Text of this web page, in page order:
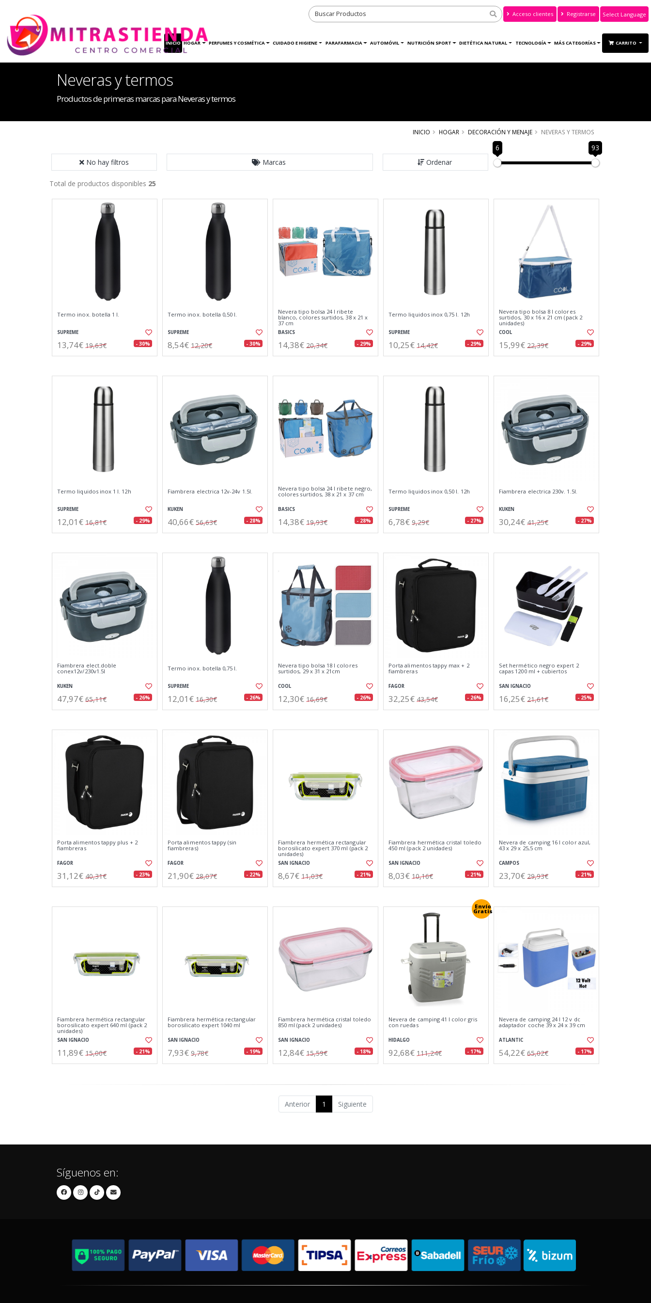
Acceso clientes Registrarse
Translate
INICIO HOGAR PERFUMES Y COSMÉTICA CUIDADO E HIGIENE PARAFARMACIA AUTOMÓVIL NUTRICIÓN SPORT DIETÉTICA NATURAL TECNOLOGÍA MÁS CATEGORÍAS CARRITO
Neveras y termos
Productos de primeras marcas para Neveras y termos
INICIO HOGAR DECORACIÓN Y MENAJE NEVERAS Y TERMOS
No hay filtros Marcas Ordenar
6 93
Total de productos disponibles 25
Termo inox. botella 1 l.
SUPREME
13,74€ 19,63€ - 30%
Termo inox. botella 0,50 l.
SUPREME
8,54€ 12,20€ - 30%
Nevera tipo bolsa 24 l ribete
blanco, colores surtidos, 38 x 21 x
37 cm
BASICS
14,38€ 20,34€ - 29%
Termo liquidos inox 0,75 l. 12h
SUPREME
10,25€ 14,42€ - 29%
Nevera tipo bolsa 8 l colores
surtidos, 30 x 16 x 21 cm (pack 2
unidades)
COOL
15,99€ 22,39€ - 29%
Termo liquidos inox 1 l. 12h
SUPREME
12,01€ 16,81€ - 29%
Fiambrera electrica 12v-24v 1.5l.
KUKEN
40,66€ 56,63€ - 28%
Nevera tipo bolsa 24 l ribete negro,
colores surtidos, 38 x 21 x 37 cm
BASICS
14,38€ 19,93€ - 28%
Termo liquidos inox 0,50 l. 12h
SUPREME
6,78€ 9,29€ - 27%
Fiambrera electrica 230v. 1.5l.
KUKEN
30,24€ 41,25€ - 27%
Fiambrera elect.doble
conex12v/230v1.5l
KUKEN
47,97€ 65,11€ - 26%
Termo inox. botella 0,75 l.
SUPREME
12,01€ 16,30€ - 26%
Nevera tipo bolsa 18 l colores
surtidos, 29 x 31 x 21cm
COOL
12,30€ 16,69€ - 26%
Porta alimentos tappy max + 2
fiambreras
FAGOR
32,25€ 43,54€ - 26%
Set hermético negro expert 2
capas 1200 ml + cubiertos
SAN IGNACIO
16,25€ 21,61€ - 25%
Porta alimentos tappy plus + 2
fiambreras
FAGOR
31,12€ 40,31€ - 23%
Porta alimentos tappy (sin
fiambreras)
FAGOR
21,90€ 28,07€ - 22%
Fiambrera hermética rectangular
borosilicato expert 370 ml (pack 2
unidades)
SAN IGNACIO
8,67€ 11,03€ - 21%
Fiambrera hermética cristal toledo
450 ml (pack 2 unidades)
SAN IGNACIO
8,03€ 10,16€ - 21%
Nevera de camping 16 l color azul,
43 x 29 x 25,5 cm
CAMPOS
23,70€ 29,93€ - 21%
Fiambrera hermética rectangular
borosilicato expert 640 ml (pack 2
unidades)
SAN IGNACIO
11,89€ 15,00€ - 21%
Fiambrera hermética rectangular
borosilicato expert 1040 ml
SAN IGNACIO
7,93€ 9,78€ - 19%
Fiambrera hermética cristal toledo
850 ml (pack 2 unidades)
SAN IGNACIO
12,84€ 15,59€ - 18%
Envío
Gratis
Nevera de camping 41 l color gris
con ruedas
HIDALGO
92,68€ 111,24€ - 17%
Nevera de camping 24 l 12 v dc
adaptador coche 39 x 24 x 39 cm
ATLANTIC
54,22€ 65,02€ - 17%
Anterior 1 Siguiente
Síguenos en: